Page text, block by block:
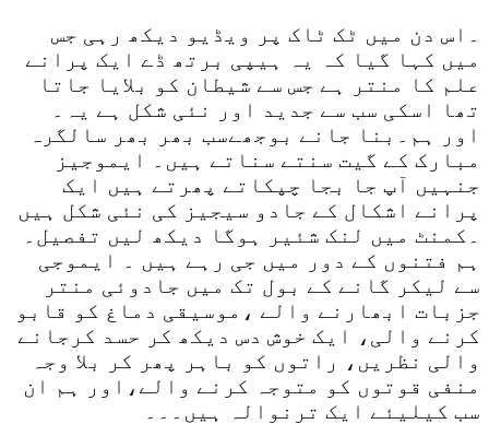
۔اس دن میں ٹک ٹاک پر ویڈیو دیکھ رہی جس
میں کہا گیا کہ یہ ہیپی برتھ ڈے ایک پرانے
علم کا منتر ہے جس سے شیطان کو بلایا جاتا
تھا اسکی سب سے جدید اور نئی شکل ہے یہ۔
اور ہم۔بنا جانے بوجھےسب بھر بھر سالگرہ
مبارک کے گیت سنتے سناتے ہیں۔ ایموجیز
جنہیں آپ جا بجا چپکاتے پھرتے ہیں ایک
پرانے اشکال کے جادو سیجیز کی نئی شکل ہیں
۔کمنٹ میں لنک شئیر ہوگا دیکھ لیں تفصیل۔
ہم فتنوں کے دور میں جی رہے ہیں ۔ ایموجی
سے لیکر گانے کے بول تک میں جادوئی منتر
جزبات ابھارنے والے ،موسیقی دماغ کو قابو
کرنے والی، ایک خوش دس دیکھ کر حسد کرجانے
والی نظریں، راتوں کو باہر پھر کر بلا وجہ
منفی قوتوں کو متوجہ کرنے والے،اور ہم ان
سب کیلیئے ایک ترنوالہ ہیں۔۔۔